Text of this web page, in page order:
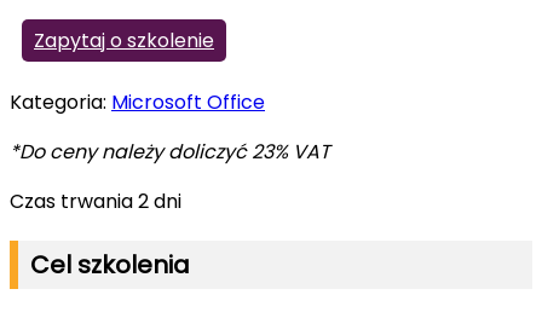
Zapytaj o szkolenie
Kategoria: Microsoft Office
*Do ceny należy doliczyć 23% VAT
Czas trwania 2 dni
Cel szkolenia